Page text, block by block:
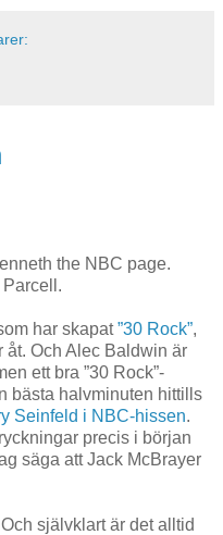
the NBC page.
har skapat”30 Rock”,
åt. Och Alec Baldwin är
ett bra ”30 Rock”-
bästa halvminuten hittills
Seinfeld i NBC-hissen.
precis i början
säga att Jack McBrayer
självklart är det alltid